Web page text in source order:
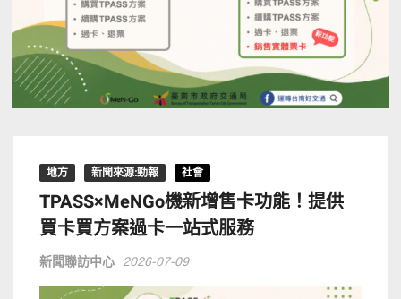
地方 新聞來源:勁報 社會
TPASS×MeNGo機新增售卡功能！提供
買卡買方案過卡一站式服務
新聞聯訪中心 2026-07-09